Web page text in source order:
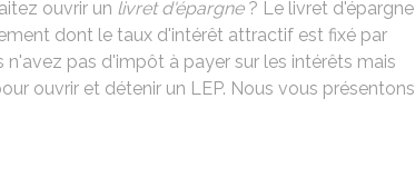
ouvrir un livret d'épargne? Le livret d'épargne
dont le taux d'intérêt attractif est fixé par
n'avez pas d'impôt à payer sur les intérêts mais
ouvrir et détenir un LEP. Nous vous présentons